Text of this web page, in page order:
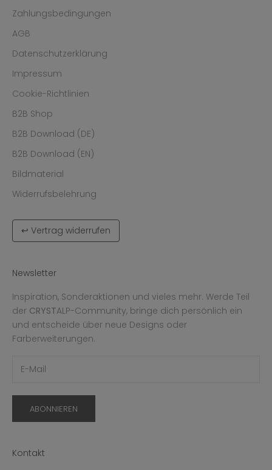
Zahlungsbedingungen
AGB
Datenschutzerklärung
Impressum
Cookie-Richtlinien
B2B Shop
B2B Download (DE)
B2B Download (EN)
Bildmaterial
Widerrufsbelehrung
↩ Vertrag widerrufen
Newsletter
Inspiration, Sonderaktionen und vieles mehr. Werde Teil
der CRYSTALP-Community, bringe dich persönlich ein
und entscheide über neue Designs oder
Farberweiterungen.
ABONNIEREN
Kontakt